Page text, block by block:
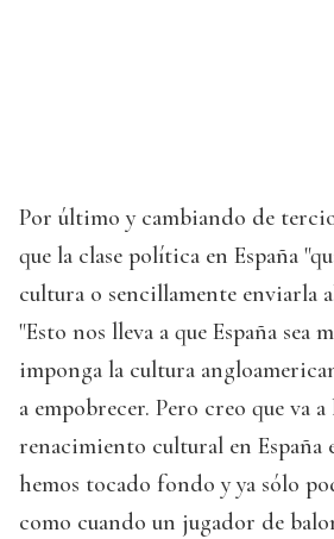
Por último y cambiando de
que la clase política en España
cultura o sencillamente enviarla
"Esto nos lleva a que España sea
imponga la cultura
a empobrecer. Pero creo que va
renacimiento cultural en España
hemos tocado fondo y ya sólo
como cuando un jugador de